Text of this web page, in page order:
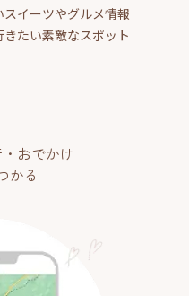
イーツやグルメ情報
たい素敵なスポット
おでかけ
かる